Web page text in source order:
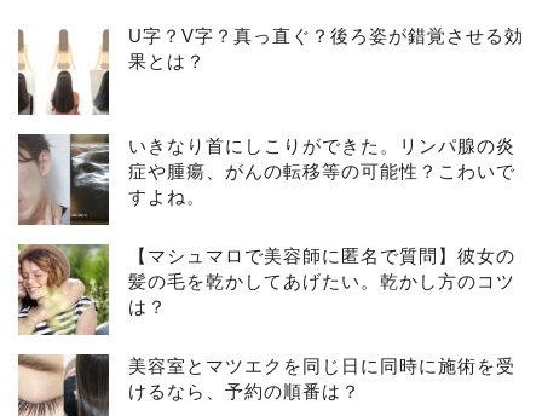
U字？V字？真っ直ぐ？後ろ姿が錯覚させる効
果とは？
いきなり首にしこりができた。リンパ腺の炎
症や腫瘍、がんの転移等の可能性？こわいで
すよね。
【マシュマロで美容師に匿名で質問】彼女の
髪の毛を乾かしてあげたい。乾かし方のコツ
は？
美容室とマツエクを同じ日に同時に施術を受
けるなら、予約の順番は？